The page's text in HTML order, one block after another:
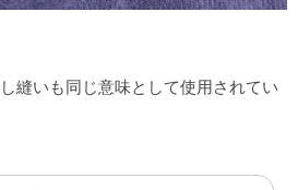
縫いも同じ意味として使用されてい